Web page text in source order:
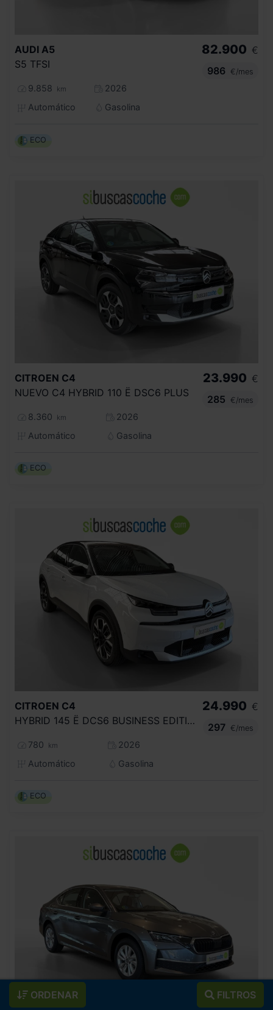
ORDENAR FILTROS
AUDI A5
S5 TFSI
9.858 km
2026
Automático
Gasolina
82.900 €
986
€/mes
ECO
CITROEN C4
NUEVO C4 HYBRID 110 Ë DSC6 PLUS
8.360 km
2026
Automático
Gasolina
23.990 €
285
€/mes
ECO
CITROEN C4
HYBRID 145 Ë DCS6 BUSINESS EDITION
780 km
2026
Automático
Gasolina
24.990 €
297
€/mes
ECO